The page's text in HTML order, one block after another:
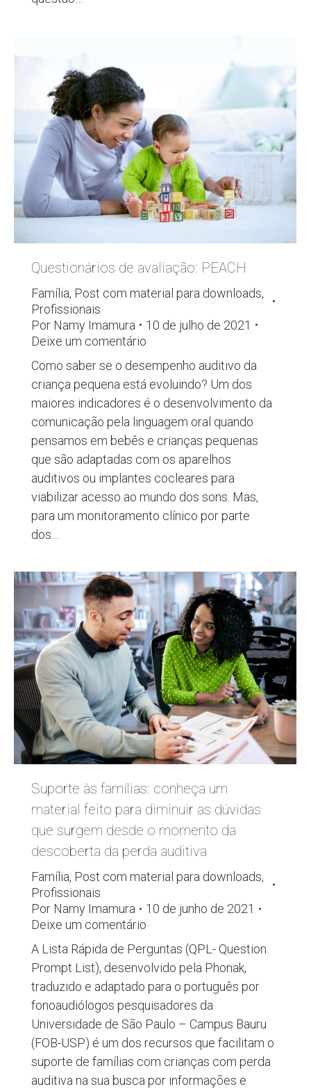
Questionários de avaliação: PEACH
Família, Post com material para downloads,
Profissionais
Por Namy Imamura
10 de julho de 2021
Deixe um comentário
Como saber se o desempenho auditivo da
criança pequena está evoluindo? Um dos
maiores indicadores é o desenvolvimento da
comunicação pela linguagem oral quando
pensamos em bebês e crianças pequenas
que são adaptadas com os aparelhos
auditivos ou implantes cocleares para
viabilizar acesso ao mundo dos sons. Mas,
para um monitoramento clínico por parte
dos…
Suporte às famílias: conheça um
material feito para diminuir as dúvidas
que surgem desde o momento da
descoberta da perda auditiva
Família, Post com material para downloads,
Profissionais
Por Namy Imamura
10 de junho de 2021
Deixe um comentário
A Lista Rápida de Perguntas (QPL- Question
Prompt List), desenvolvido pela Phonak,
traduzido e adaptado para o português por
fonoaudiólogos pesquisadores da
Universidade de São Paulo – Campus Bauru
(FOB-USP) é um dos recursos que facilitam o
suporte de famílias com crianças com perda
auditiva na sua busca por informações e